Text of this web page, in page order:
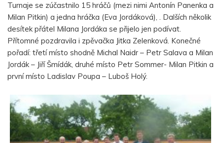
Turnaje se zúčastnilo 15 hráčů (mezi nimi Antonín Panenka a
Milan Pitkin) a jedna hráčka (Eva Jordáková), . Dalších několik
desítek přátel Milana Jordáka se přijelo jen podívat.
Přítomné pozdravila i zpěvačka Jitka Zelenková. Konečné
pořadí: třetí místo shodně Michal Naidr – Petr Salava a Milan
Jordák – Jiří Šmídák, druhé místo Petr Sommer- Milan Pitkin a
první místo Ladislav Poupa – Luboš Holý.